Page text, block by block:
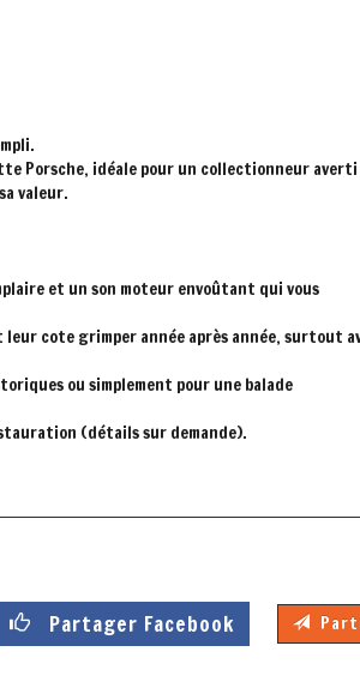
Porsche, idéale pour un collectionneur averti
valeur.
et un son moteur envoûtant qui vous
leur cote grimper année après année, surtout
ou simplement pour une balade
(détails sur demande).
Partager Facebook